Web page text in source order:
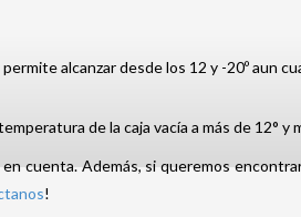
alcanzar desde los 12 y -20º aun
de la caja vacía a más de 12°
cuenta. Además, si queremos
!